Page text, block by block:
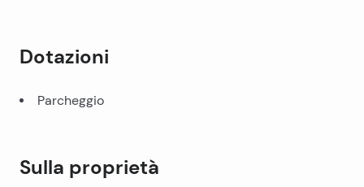
Dotazioni
Parcheggio
Sulla proprietà